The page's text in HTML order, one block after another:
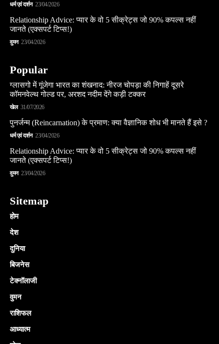
धर्म एवं दर्शन 23/04/2026
Relationship Advice: प्यार के वो 5 सीक्रेट्स जो 90% कपल्स नहीं
जानते (एक्सपर्ट टिप्स!)
वुमन 23/04/2026
Popular
ग्लासगो में गूंजेगा भारत का शंखनाद: नीरज चोपड़ा की निगाहें दूसरे
कॉमनवेल्थ गोल्ड पर, अरशद नदीम देंगे कड़ी टक्कर
खेल 31/07/2026
पुनर्जन्म (Reincarnation) के प्रमाण: क्या वैज्ञानिक शोध भी मानते हैं इसे ?
धर्म एवं दर्शन 23/04/2026
Relationship Advice: प्यार के वो 5 सीक्रेट्स जो 90% कपल्स नहीं
जानते (एक्सपर्ट टिप्स!)
वुमन 23/04/2026
Sitemap
होम
देश
दुनिया
बिजनेस
टेक्नॉलाजी
वुमन
राशिफल
आध्यात्म